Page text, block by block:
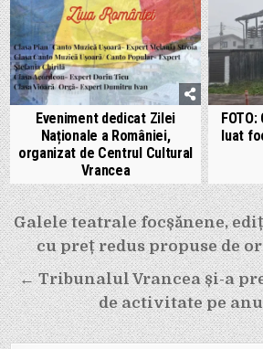
Eveniment dedicat Zilei
Naționale a României,
organizat de Centrul Cultural
Vrancea
luat
Navigare
în
articole
Galele teatrale focșănene,
cu preț redus propuse de
← Tribunalul Vrancea și-a
de activitate pe